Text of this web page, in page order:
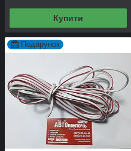
Купити
Подарунок